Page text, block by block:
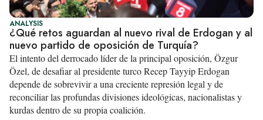
ANALYSIS
¿Qué retos aguardan al nuevo rival de Erdogan y al
nuevo partido de oposición de Turquía?
El intento del derrocado líder de la principal oposición, Özgur
Özel, de desafiar al presidente turco Recep Tayyip Erdogan
depende de sobrevivir a una creciente represión legal y de
reconciliar las profundas divisiones ideológicas, nacionalistas y
kurdas dentro de su propia coalición.